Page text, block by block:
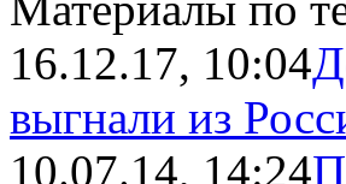
16.12.17, 10:04
выгнали из
10.07.14, 14:24